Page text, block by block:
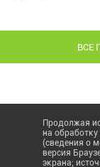
ВСЕ
Продолжая
на
(сведения о
версия
экрана;